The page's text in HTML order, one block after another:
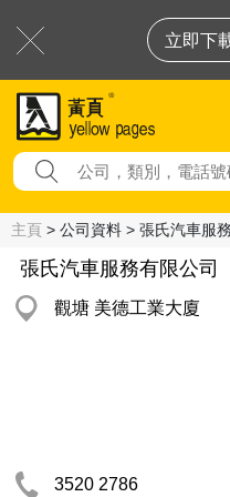
立即下
主頁 > 公司資料 > 張氏汽車服
張氏汽車服務有限公司
觀塘 美德工業大廈
3520 2786